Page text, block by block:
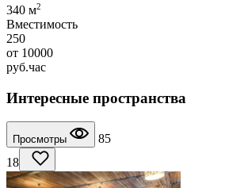
340 м2
Вместимость
250
от 10000
руб.час
Интересные пространства
Просмотры
85
18